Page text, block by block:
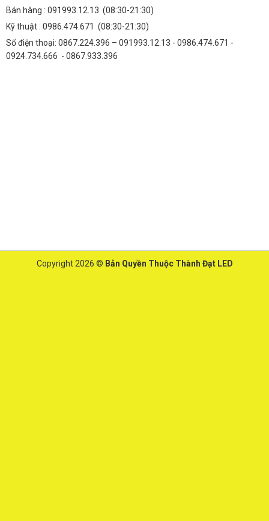
Bán hàng : 091993.12.13 (08:30-21:30)
Kỹ thuật : 0986.474.671 (08:30-21:30)
Số điện thoại: 0867.224.396 – 091993.12.13 - 0986.474.671 -
0924.734.666 - 0867.933.396
Copyright 2026 © Bản Quyền Thuộc Thành Đạt LED